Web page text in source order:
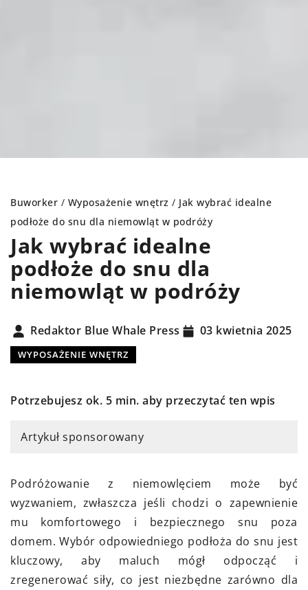
Buworker / Wyposażenie wnętrz / Jak wybrać idealne
podłoże do snu dla niemowląt w podróży
Jak wybrać idealne
podłoże do snu dla
niemowląt w podróży
Redaktor Blue Whale Press 03 kwietnia 2025
WYPOSAŻENIE WNĘTRZ
Potrzebujesz ok. 5 min. aby przeczytać ten wpis
Artykuł sponsorowany
Podróżowanie z niemowlęciem może być
wyzwaniem, zwłaszcza jeśli chodzi o zapewnienie
mu komfortowego i bezpiecznego snu poza
domem. Wybór odpowiedniego podłoża do snu jest
kluczowy, aby maluch mógł odpocząć i
zregenerować siły, co jest niezbędne zarówno dla